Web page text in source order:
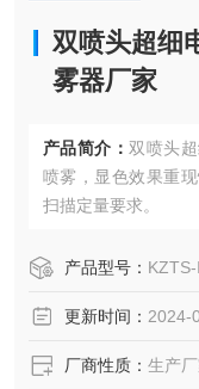
双喷头超细
雾器厂家
产品简介： 双喷头
喷雾，显色效果重
扫描定量要求。
产品型号：
更新时间： 2024-
厂商性质： 生产